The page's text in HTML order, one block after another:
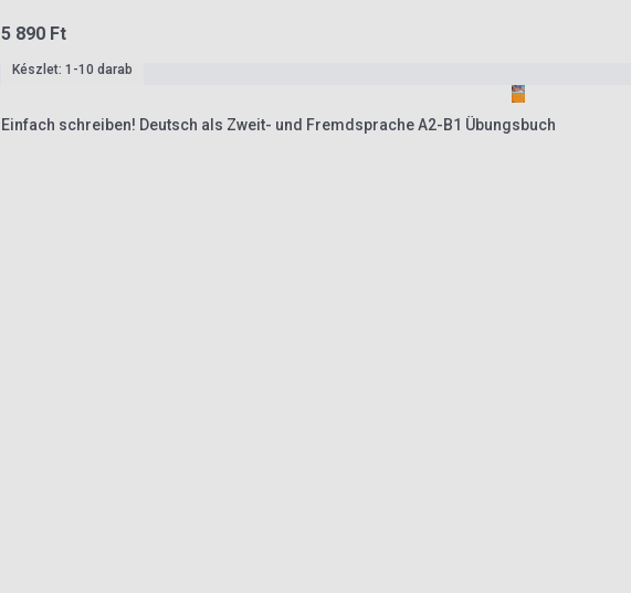
5 890 Ft
Készlet: 1-10 darab
Einfach schreiben! Deutsch als Zweit- und Fremdsprache A2-B1 Übungsbuch